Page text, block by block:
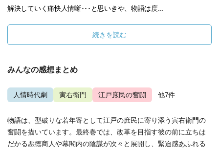
解決していく痛快人情噺･･･と思いきや、物語は度...
続きを読む
みんなの感想まとめ
人情時代劇 寅右衛門 江戸庶民の奮闘 ...他7件
物語は、型破りな若年寄として江戸の庶民に寄り添う寅右衛門の
奮闘を描いています。最終巻では、改革を目指す彼の前に立ちは
だかる悪徳商人や幕閣内の陰謀が次々と展開し、緊迫感あふれる